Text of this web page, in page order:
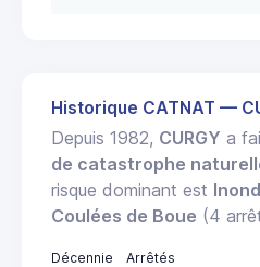
Historique CATNAT —
Depuis 1982, CURGY a
de catastrophe
risque dominant est
Coulées de Boue (4
Décennie
Arrêtés